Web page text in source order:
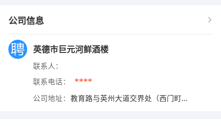
公司信息
英德市巨元河鲜酒楼
联系人：
联系电话： ****
公司地址： 教育路与英州大道交界处（西门町...